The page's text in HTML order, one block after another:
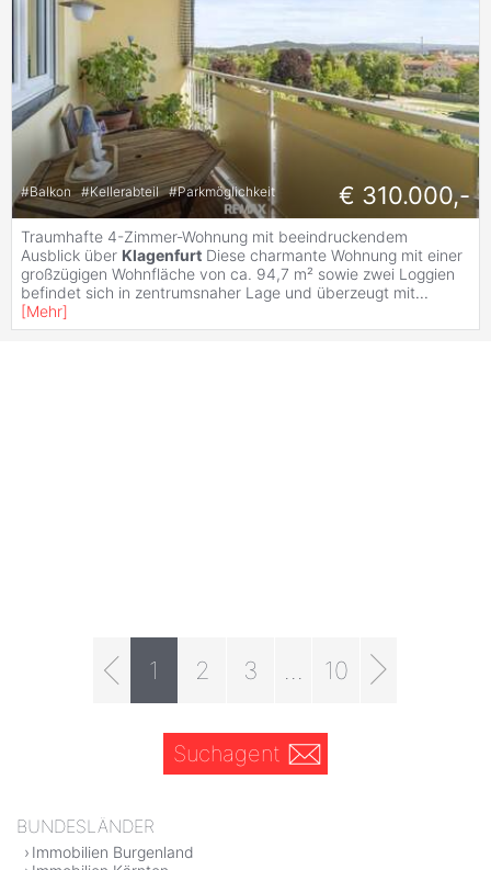
#Balkon #Kellerabteil #Parkmöglichkeit € 310.000,-
Traumhafte 4-Zimmer-Wohnung mit beeindruckendem
Ausblick über Klagenfurt Diese charmante Wohnung mit einer
großzügigen Wohnfläche von ca. 94,7 m² sowie zwei Loggien
befindet sich in zentrumsnaher Lage und überzeugt mit...
[Mehr]
1 2 3 10
Suchagent
BUNDESLÄNDER
Immobilien Burgenland